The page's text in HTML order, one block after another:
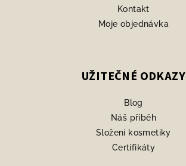
Kontakt
Moje objednávka
UŽITEČNÉ ODKAZY
Blog
Náš příběh
Složení kosmetiky
Certifikáty